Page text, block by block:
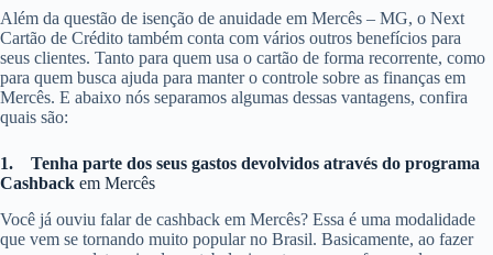
Além da questão de isenção de anuidade em Mercês – MG, o Next
Cartão de Crédito também conta com vários outros benefícios para
seus clientes. Tanto para quem usa o cartão de forma recorrente, como
para quem busca ajuda para manter o controle sobre as finanças em
Mercês. E abaixo nós separamos algumas dessas vantagens, confira
quais são:
1.
Tenha parte dos seus gastos devolvidos através do programa
Cashback em Mercês
Você já ouviu falar de cashback em Mercês? Essa é uma modalidade
que vem se tornando muito popular no Brasil. Basicamente, ao fazer